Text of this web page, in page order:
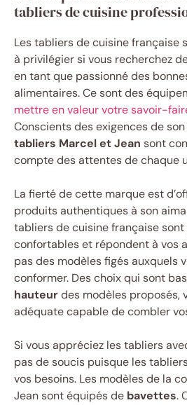
tabliers de cuisine
Les tabliers de cuisine française
à privilégier si vous recherchez
en tant que passionné des
alimentaires. Ce sont des
mettre en valeur votre savoir-
Conscients des exigences de
tabliers Marcel et Jean sont
compte des attentes de chaque
La fierté de cette marque est
produits authentiques à son
tabliers de cuisine française
confortables et répondent à vos
pas des modèles figés auxquels
conformer. Des choix qui sont
hauteurdes modèles proposés,
adéquate capable de combler
Si vous appréciez les tabliers
pas de soucis puisque les
vos besoins. Les modèles de la
Jean sont équipés de bavettes.